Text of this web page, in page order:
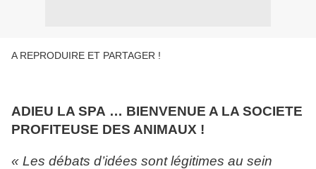
A REPRODUIRE ET PARTAGER !
ADIEU LA SPA … BIENVENUE A LA SOCIETE
PROFITEUSE DES ANIMAUX !
« Les débats d’idées sont légitimes au sein